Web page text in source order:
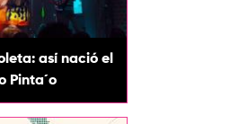
así nació el
Pinta´o